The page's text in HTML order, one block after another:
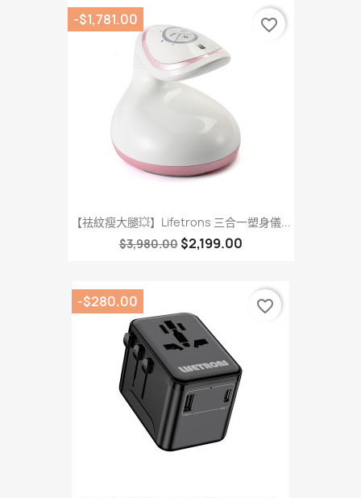
【祛紋瘦大腿💥】Lifetrons 三合一塑身儀...
$3,980.00 $2,199.00
-$1,781.00 favorite_border
-$280.00 favorite_border